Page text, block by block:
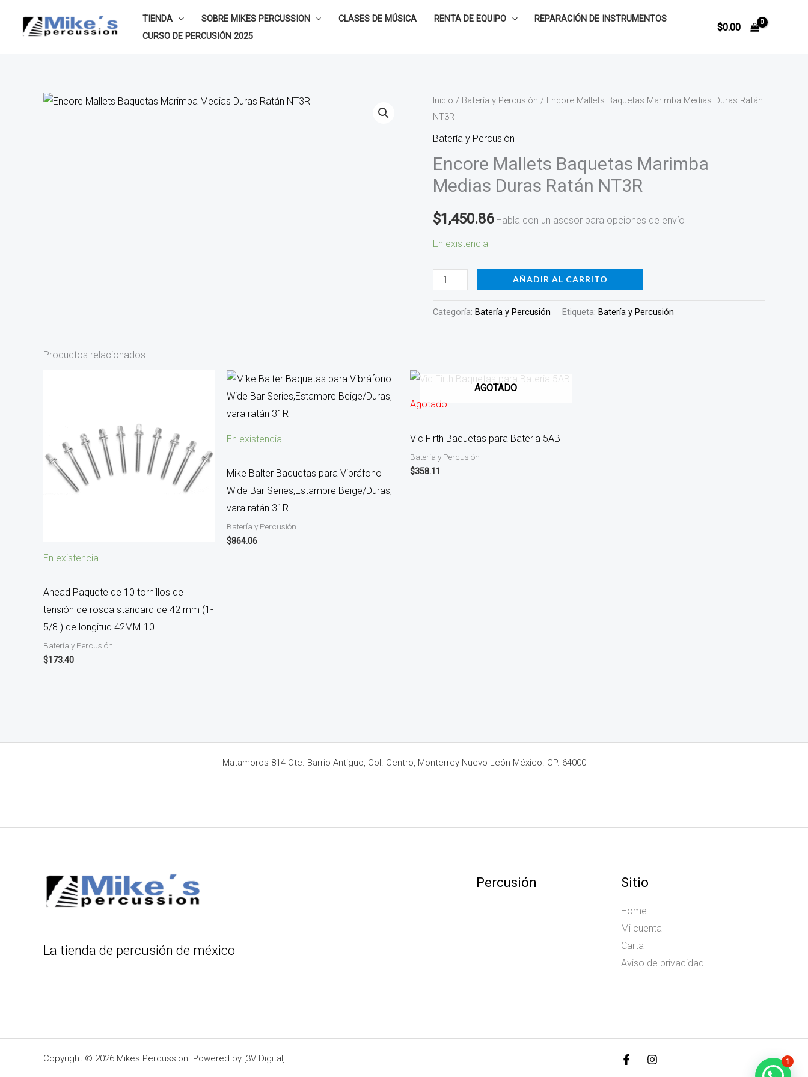
TIENDA SOBRE MIKES PERCUSSION CLASES DE MÚSICA RENTA DE EQUIPO
REPARACIÓN DE INSTRUMENTOS
CURSO DE PERCUSIÓN 2025
$0.00
Inicio / Batería y Percusión / Encore Mallets Baquetas Marimba Medias Duras Ratán
NT3R
Batería y Percusión
Encore Mallets Baquetas Marimba
Medias Duras Ratán NT3R
$1,450.86 Habla con un asesor para opciones de envío
En existencia
Encore
Mallets
Baquetas
Medias
Duras
NT3R
cantidad
AÑADIR AL CARRITO
Categoría: Batería y Percusión Etiqueta: Batería y Percusión
Productos relacionados
En existencia
Ahead Paquete de 10 tornillos de
tensión de rosca standard de 42 mm (1-
5/8 ) de longitud 42MM-10
Batería y Percusión
$173.40
En existencia
Mike Balter Baquetas para Vibráfono
Wide Bar Series,Estambre Beige/Duras,
vara ratán 31R
Batería y Percusión
$864.06
AGOTADO
Agotado
Vic Firth Baquetas para Bateria 5AB
Batería y Percusión
$358.11
Matamoros 814 Ote. Barrio Antiguo, Col. Centro, Monterrey Nuevo León México. CP. 64000
La tienda de percusión de méxico
Percusión Sitio
Home
Mi cuenta
Carta
Aviso de privacidad
Copyright © 2026 Mikes Percussion. Powered by [3V Digital]. 1